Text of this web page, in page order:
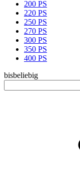
200 PS
220 PS
250 PS
270 PS
300 PS
350 PS
400 PS
bisbeliebig